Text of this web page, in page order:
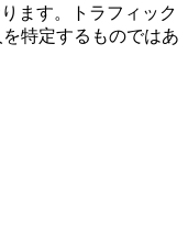
ます。トラフィック
特定するものではあ